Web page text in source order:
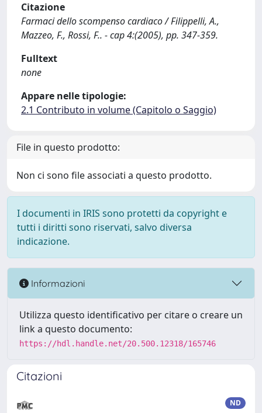
Citazione
Farmaci dello scompenso cardiaco / Filippelli, A.,
Mazzeo, F., Rossi, F.. - cap 4:(2005), pp. 347-359.
Fulltext
none
Appare nelle tipologie:
2.1 Contributo in volume (Capitolo o Saggio)
File in questo prodotto:
Non ci sono file associati a questo prodotto.
I documenti in IRIS sono protetti da copyright e
tutti i diritti sono riservati, salvo diversa
indicazione.
Informazioni
Utilizza questo identificativo per citare o creare un
link a questo documento:
https://hdl.handle.net/20.500.12318/165746
Citazioni
ND